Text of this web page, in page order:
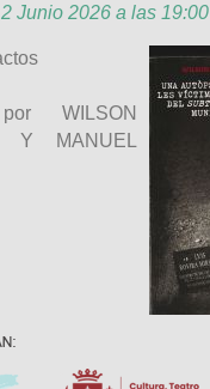
Junio 2026 a las 19:00
WILSON
Y MANUEL